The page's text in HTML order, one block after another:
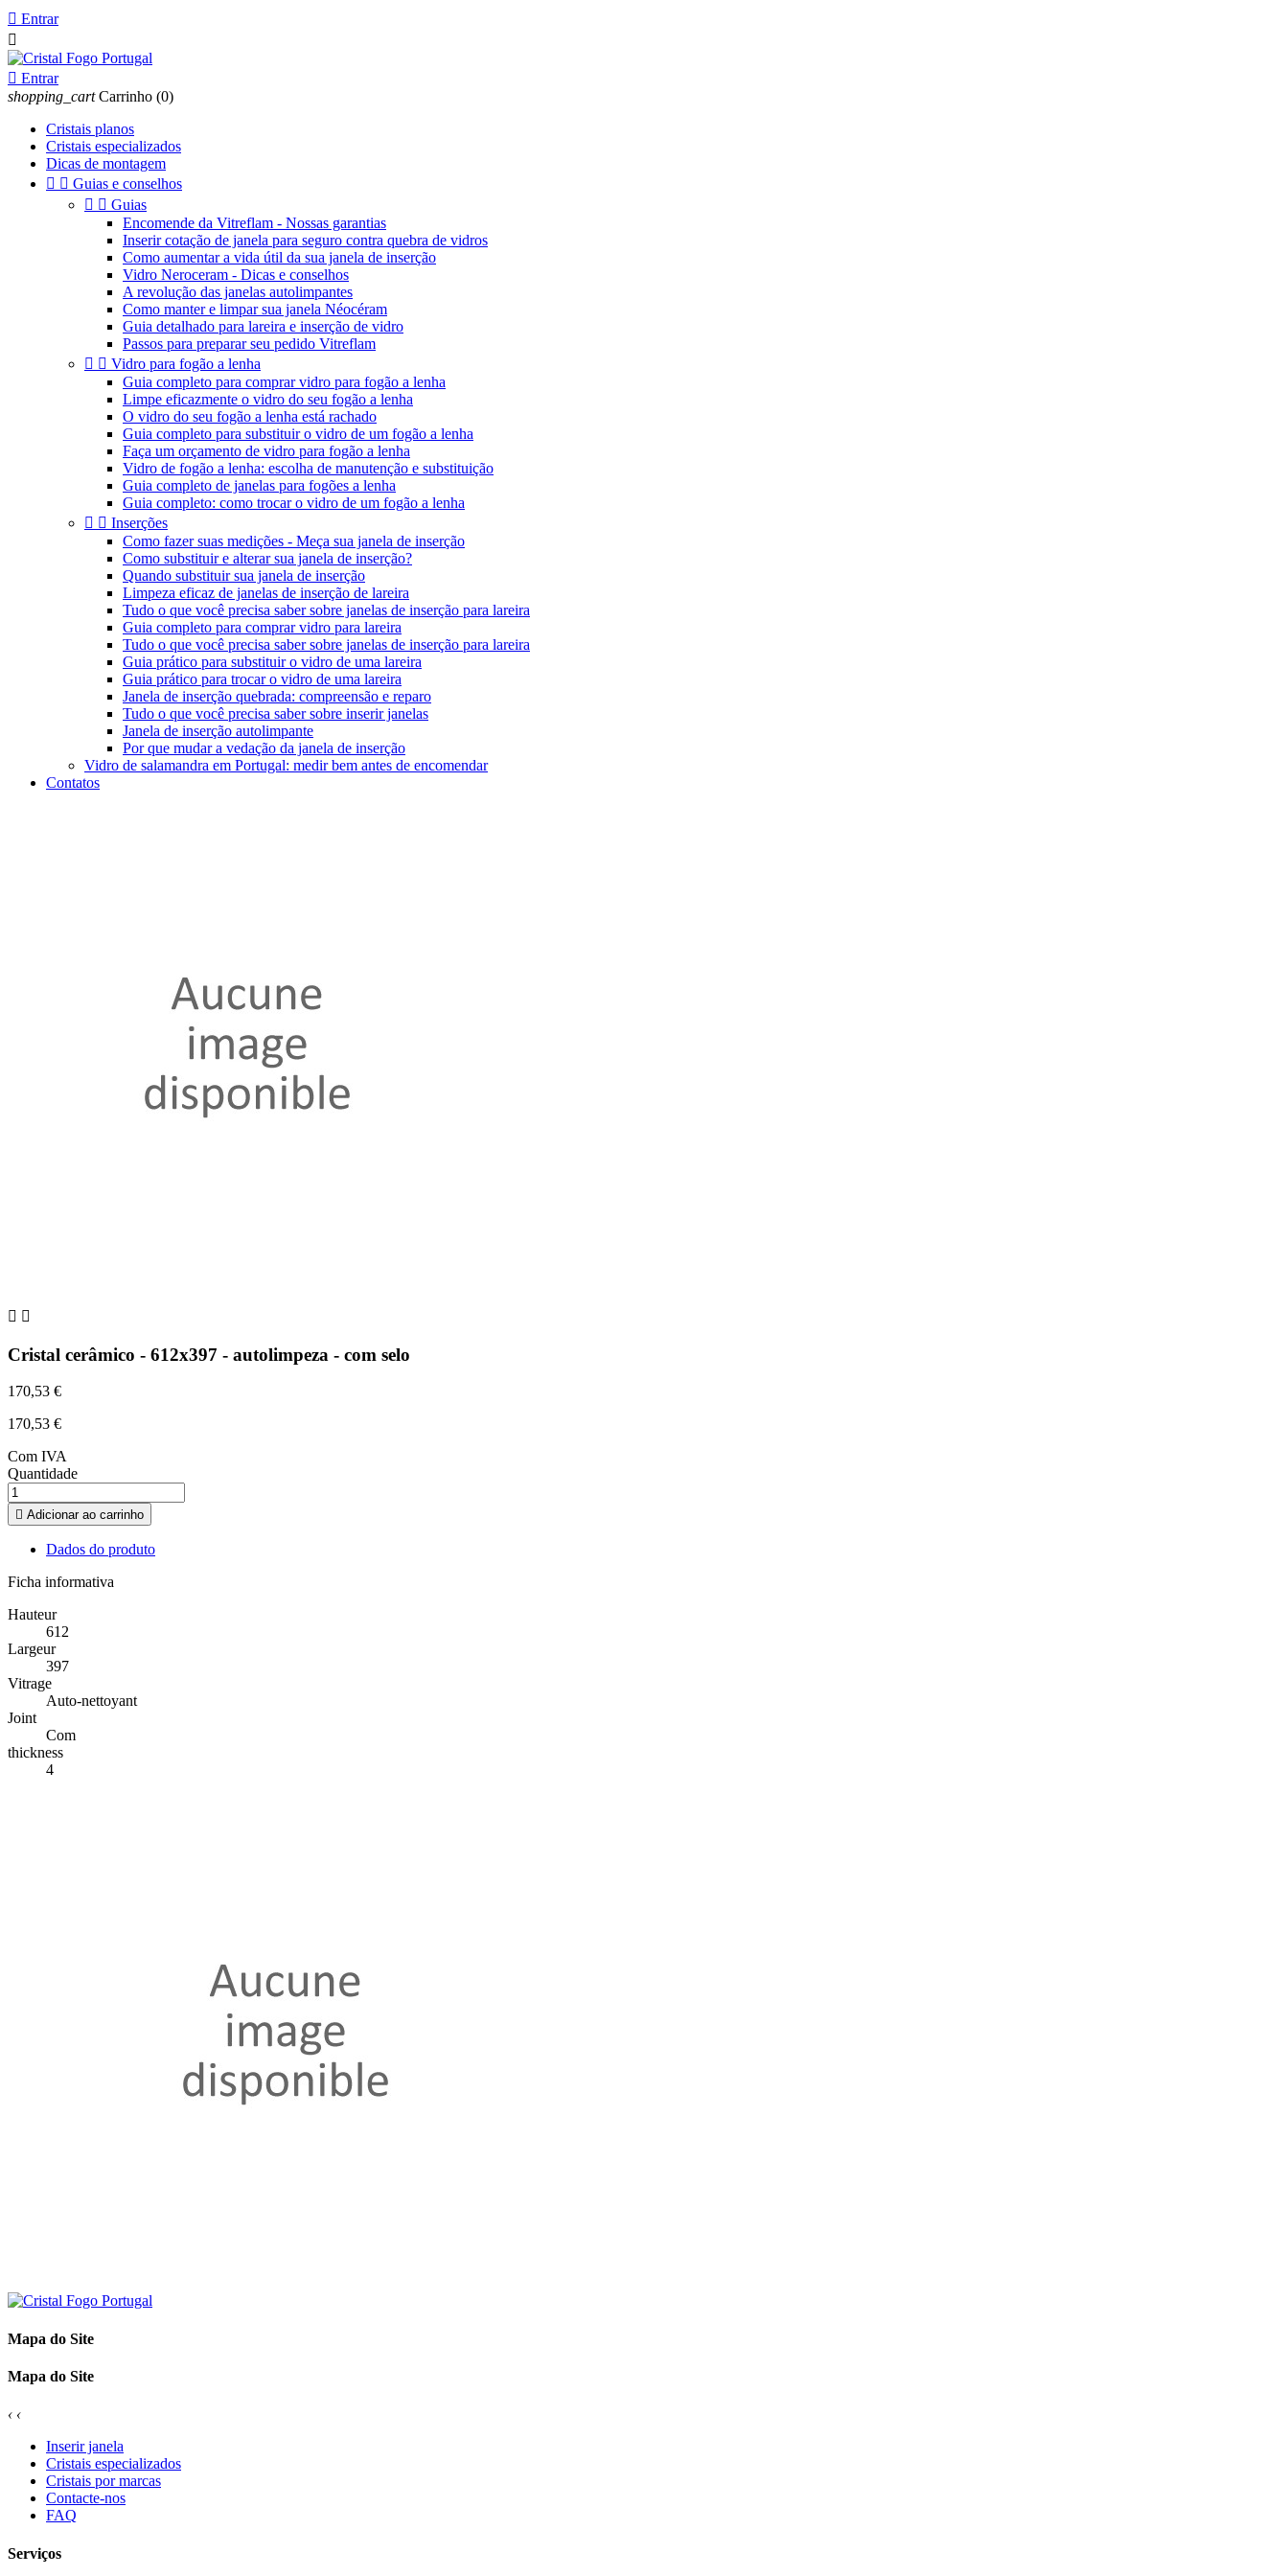
 Entrar

 Entrar
shopping_cart Carrinho (0)
Cristais planos
Cristais especializados
Dicas de montagem
  Guias e conselhos
  Guias
Encomende da Vitreflam - Nossas garantias
Inserir cotação de janela para seguro contra quebra de vidros
Como aumentar a vida útil da sua janela de inserção
Vidro Neroceram - Dicas e conselhos
A revolução das janelas autolimpantes
Como manter e limpar sua janela Néocéram
Guia detalhado para lareira e inserção de vidro
Passos para preparar seu pedido Vitreflam
  Vidro para fogão a lenha
Guia completo para comprar vidro para fogão a lenha
Limpe eficazmente o vidro do seu fogão a lenha
O vidro do seu fogão a lenha está rachado
Guia completo para substituir o vidro de um fogão a lenha
Faça um orçamento de vidro para fogão a lenha
Vidro de fogão a lenha: escolha de manutenção e substituição
Guia completo de janelas para fogões a lenha
Guia completo: como trocar o vidro de um fogão a lenha
  Inserções
Como fazer suas medições - Meça sua janela de inserção
Como substituir e alterar sua janela de inserção?
Quando substituir sua janela de inserção
Limpeza eficaz de janelas de inserção de lareira
Tudo o que você precisa saber sobre janelas de inserção para lareira
Guia completo para comprar vidro para lareira
Tudo o que você precisa saber sobre janelas de inserção para lareira
Guia prático para substituir o vidro de uma lareira
Guia prático para trocar o vidro de uma lareira
Janela de inserção quebrada: compreensão e reparo
Tudo o que você precisa saber sobre inserir janelas
Janela de inserção autolimpante
Por que mudar a vedação da janela de inserção
Vidro de salamandra em Portugal: medir bem antes de encomendar
Contatos
 
Cristal cerâmico - 612x397 - autolimpeza - com selo
170,53 €
170,53 €
Com IVA
Quantidade
 Adicionar ao carrinho
Dados do produto
Ficha informativa
Hauteur
612
Largeur
397
Vitrage
Auto-nettoyant
Joint
Com
thickness
4
Mapa do Site
Mapa do Site
‹ ‹
Inserir janela
Cristais especializados
Cristais por marcas
Contacte-nos
FAQ
Serviços